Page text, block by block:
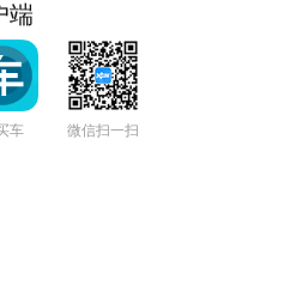
端
车 微信扫一扫